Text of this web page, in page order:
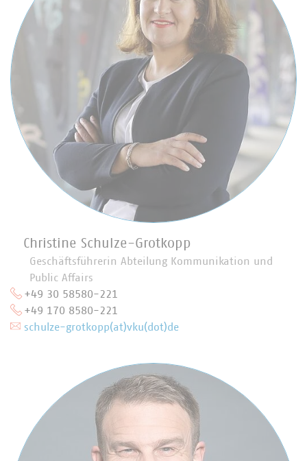
Christine Schulze-Grotkopp
Geschäftsführerin Abteilung Kommunikation und
Public Affairs
+49 30 58580-221
+49 170 8580-221
schulze-grotkopp(at)vku(dot)de